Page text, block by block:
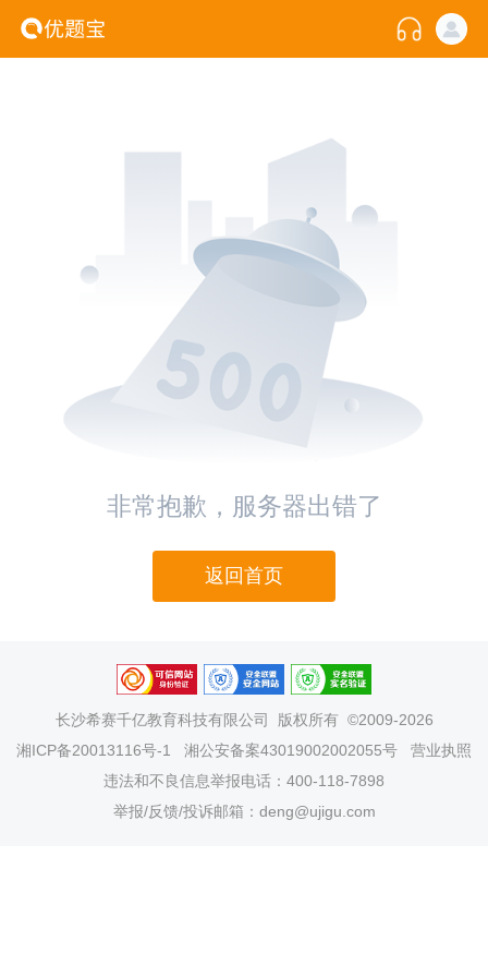
非常抱歉，服务器出错了
返回首页
长沙希赛千亿教育科技有限公司
版权所有 ©2009-2026
湘ICP备20013116号-1
湘公安备案43019002002055号
营业执照
违法和不良信息举报电话：400-118-7898
举报/反馈/投诉邮箱：deng@ujigu.com